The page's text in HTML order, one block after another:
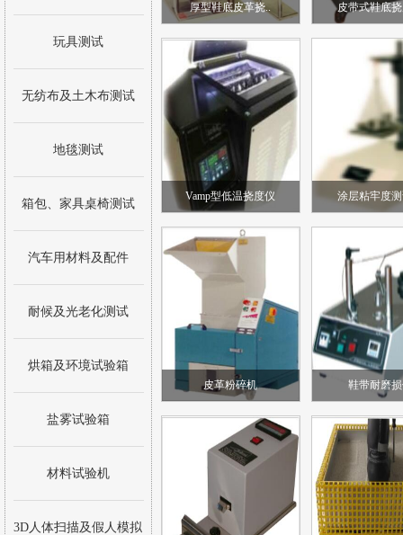
玩具测试
无纺布及土木布测试
地毯测试
箱包、家具桌椅测试
汽车用材料及配件
耐候及光老化测试
烘箱及环境试验箱
盐雾试验箱
材料试验机
3D人体扫描及假人模拟
厚型鞋底皮革挠.. 皮带式鞋底
Vamp型低温挠度仪 涂层粘牢度
皮革粉碎机 鞋带耐磨